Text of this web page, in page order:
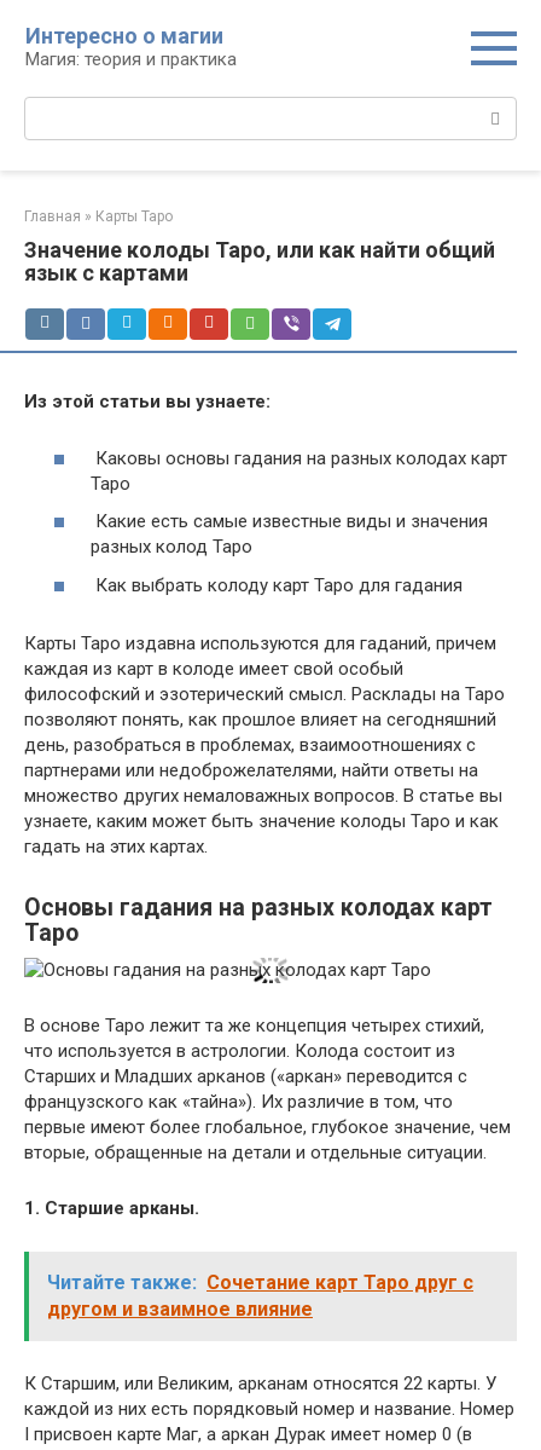
контенту
Интересно о магии
Магия: теория и практика
Главная » Карты Таро
Значение колоды Таро, или как найти общий
язык с картами
Из этой статьи вы узнаете:
Каковы основы гадания на разных колодах карт
Таро
Какие есть самые известные виды и значения
разных колод Таро
Как выбрать колоду карт Таро для гадания
Карты Таро издавна используются для гаданий, причем
каждая из карт в колоде имеет свой особый
философский и эзотерический смысл. Расклады на Таро
позволяют понять, как прошлое влияет на сегодняшний
день, разобраться в проблемах, взаимоотношениях с
партнерами или недоброжелателями, найти ответы на
множество других немаловажных вопросов. В статье вы
узнаете, каким может быть значение колоды Таро и как
гадать на этих картах.
Основы гадания на разных колодах карт
Таро
В основе Таро лежит та же концепция четырех стихий,
что используется в астрологии. Колода состоит из
Старших и Младших арканов («аркан» переводится с
французского как «тайна»). Их различие в том, что
первые имеют более глобальное, глубокое значение, чем
вторые, обращенные на детали и отдельные ситуации.
1. Старшие арканы.
Читайте также: Сочетание карт Таро друг с
другом и взаимное влияние
К Старшим, или Великим, арканам относятся 22 карты. У
каждой из них есть порядковый номер и название. Номер
I присвоен карте Маг, а аркан Дурак имеет номер 0 (в